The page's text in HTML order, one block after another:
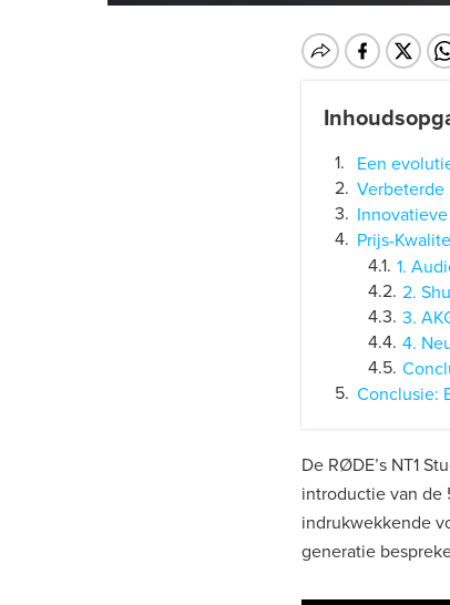
Een
Verbeterde
Prijs-
1.
2.
3.
4.
Conclusie:
De RØDE’s NT1
introductie van de
indrukwekkende
generatie